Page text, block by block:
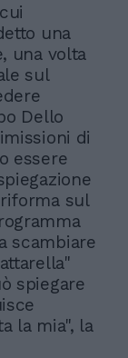
una
una volta
sul
Dello
di
essere
sul
scambiare
spiegare
la mia", la